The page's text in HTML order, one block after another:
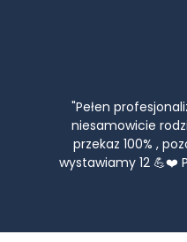
"Pełen
niesamowicie
przekaz 100% ,
wystawiamy 12 💪❤️